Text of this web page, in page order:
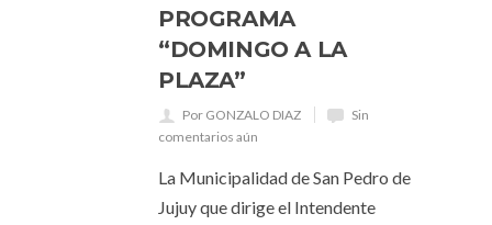
PROGRAMA
“DOMINGO A LA
PLAZA”
Por GONZALO DIAZ
Sin
comentarios aún
La Municipalidad de San Pedro de
Jujuy que dirige el Intendente